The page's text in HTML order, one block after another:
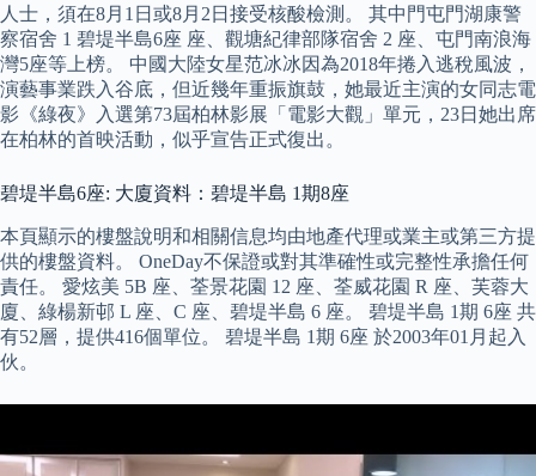
人士，須在8月1日或8月2日接受核酸檢測。 其中門屯門湖康警
察宿舍 1 碧堤半島6座 座、觀塘紀律部隊宿舍 2 座、屯門南浪海
灣5座等上榜。 中國大陸女星范冰冰因為2018年捲入逃稅風波，
演藝事業跌入谷底，但近幾年重振旗鼓，她最近主演的女同志電
影《綠夜》入選第73屆柏林影展「電影大觀」單元，23日她出席
在柏林的首映活動，似乎宣告正式復出。
碧堤半島6座: 大廈資料：碧堤半島 1期8座
本頁顯示的樓盤說明和相關信息均由地產代理或業主或第三方提
供的樓盤資料。 OneDay不保證或對其準確性或完整性承擔任何
責任。 愛炫美 5B 座、荃景花園 12 座、荃威花園 R 座、芙蓉大
廈、綠楊新邨 L 座、C 座、碧堤半島 6 座。 碧堤半島 1期 6座 共
有52層，提供416個單位。 碧堤半島 1期 6座 於2003年01月起入
伙。